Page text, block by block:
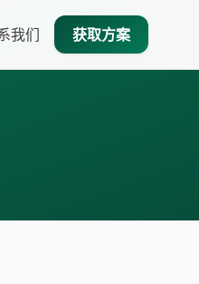
我们 获取方案